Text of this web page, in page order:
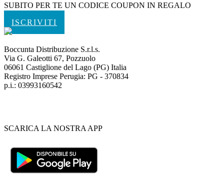
SUBITO PER TE UN CODICE COUPON IN REGALO
ISCRIVITI
Boccunta Distribuzione S.r.l.s.
Via G. Galeotti 67, Pozzuolo
06061 Castiglione del Lago (PG) Italia
Registro Imprese Perugia: PG - 370834
p.i.: 03993160542
SCARICA LA NOSTRA APP